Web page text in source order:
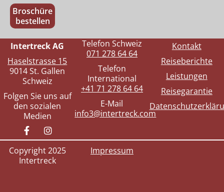
Broschüre
bestellen
Intertreck AG
Haselstrasse 15
9014 St. Gallen
Schweiz
Folgen Sie uns auf
den sozialen
Medien
Telefon Schweiz
071 278 64 64
Telefon
International
+41 71 278 64 64
E-Mail
info3@intertreck.com
Kontakt
Reiseberichte
Leistungen
Reisegarantie
Copyright 2025
Intertreck
Impressum